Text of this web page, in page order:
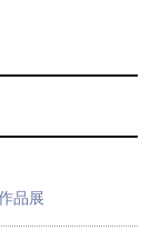
品展